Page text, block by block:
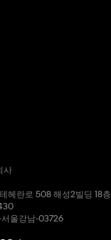
사
헤란로 508 해성2빌딩 18층
울강남-03726